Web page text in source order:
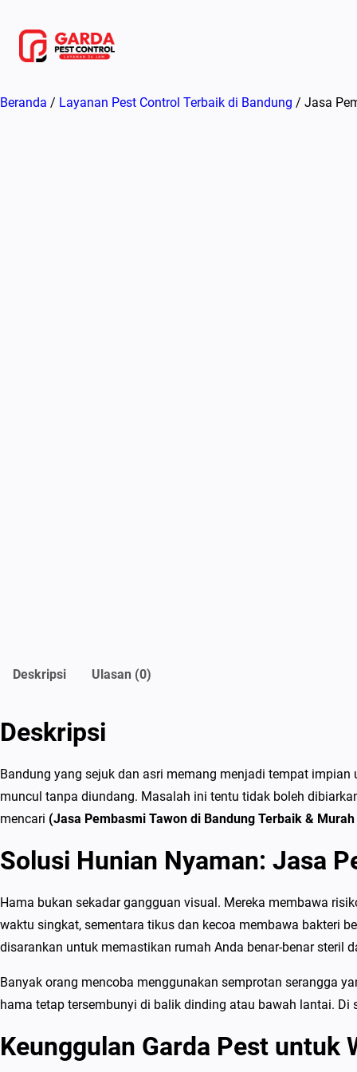
konten
Beranda / Layanan Pest Control Terbaik di Bandung / Jasa
Deskripsi Ulasan (0)
Deskripsi
Bandung yang sejuk dan asri memang menjadi tempat
muncul tanpa diundang. Masalah ini tentu tidak boleh
mencari (Jasa Pembasmi Tawon di Bandung Terbaik &
Solusi Hunian Nyaman: Jasa
Hama bukan sekadar gangguan visual. Mereka membawa
waktu singkat, sementara tikus dan kecoa membawa bakteri
disarankan untuk memastikan rumah Anda benar-benar steril
Banyak orang mencoba menggunakan semprotan serangga
hama tetap tersembunyi di balik dinding atau bawah lantai. Di
Keunggulan Garda Pest untuk